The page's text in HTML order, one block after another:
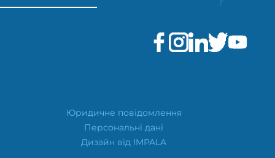
Юридичне повідомлення
Персональні дані
Дизайн від IMPALA